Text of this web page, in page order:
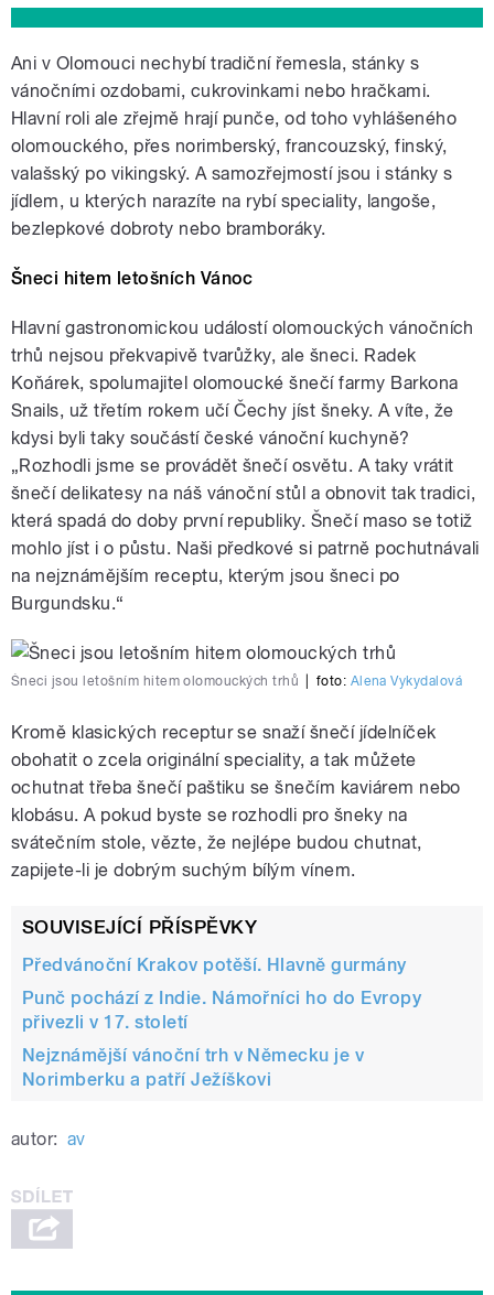
Ani v Olomouci nechybí tradiční řemesla, stánky s
vánočními ozdobami, cukrovinkami nebo hračkami.
Hlavní roli ale zřejmě hrají punče, od toho vyhlášeného
olomouckého, přes norimberský, francouzský, finský,
valašský po vikingský. A samozřejmostí jsou i stánky s
jídlem, u kterých narazíte na rybí speciality, langoše,
bezlepkové dobroty nebo bramboráky.
Šneci hitem letošních Vánoc
Hlavní gastronomickou událostí olomouckých vánočních
trhů nejsou překvapivě tvarůžky, ale šneci. Radek
Koňárek, spolumajitel olomoucké šnečí farmy Barkona
Snails, už třetím rokem učí Čechy jíst šneky. A víte, že
kdysi byli taky součástí české vánoční kuchyně?
„Rozhodli jsme se provádět šnečí osvětu. A taky vrátit
šnečí delikatesy na náš vánoční stůl a obnovit tak tradici,
která spadá do doby první republiky. Šnečí maso se totiž
mohlo jíst i o půstu. Naši předkové si patrně pochutnávali
na nejznámějším receptu, kterým jsou šneci po
Burgundsku.“
Šneci jsou letošním hitem olomouckých trhů foto: Alena Vykydalová
Kromě klasických receptur se snaží šnečí jídelníček
obohatit o zcela originální speciality, a tak můžete
ochutnat třeba šnečí paštiku se šnečím kaviárem nebo
klobásu. A pokud byste se rozhodli pro šneky na
svátečním stole, vězte, že nejlépe budou chutnat,
zapijete-li je dobrým suchým bílým vínem.
SOUVISEJÍCÍ PŘÍSPĚVKY
Předvánoční Krakov potěší. Hlavně gurmány
Punč pochází z Indie. Námořníci ho do Evropy
přivezli v 17. století
Nejznámější vánoční trh v Německu je v
Norimberku a patří Ježíškovi
autor: av